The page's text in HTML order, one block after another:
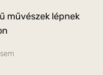
művészek lépnek